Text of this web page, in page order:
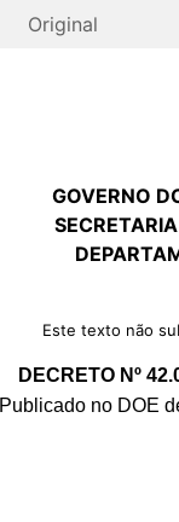
Original
GOVERNO
Este texto não
DECRETO Nº
Publicado no DOE